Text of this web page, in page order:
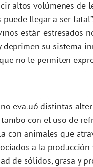
altos volúmenes de
llegar a ser
están estresados
deprimen su sistema
no le permiten
evaluó distintas
con el uso de
con animales que
a la
de sólidos, grasa y